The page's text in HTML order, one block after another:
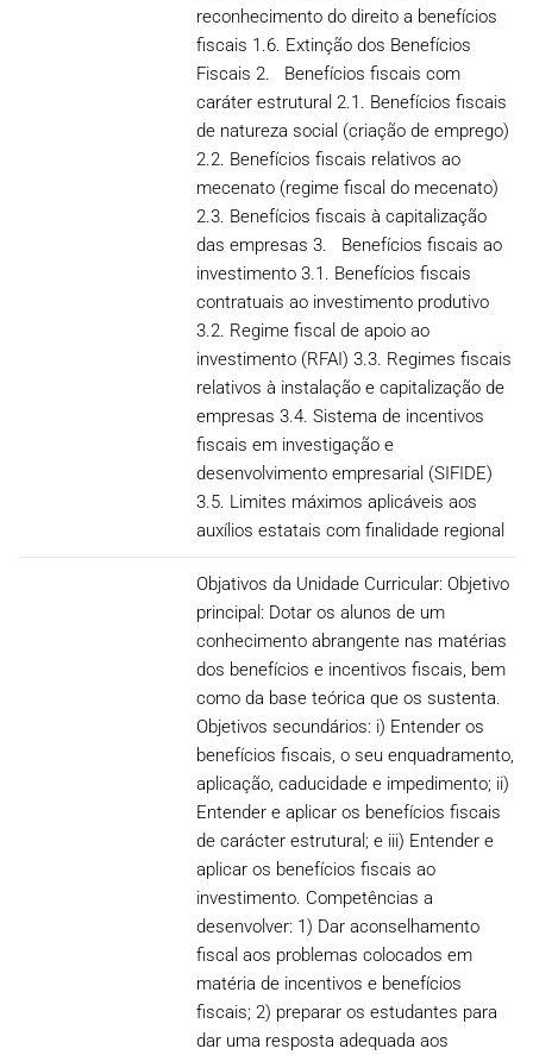
reconhecimento do direito a benefícios
fiscais 1.6. Extinção dos Benefícios
Fiscais 2. Benefícios fiscais com
caráter estrutural 2.1. Benefícios fiscais
de natureza social (criação de emprego)
2.2. Benefícios fiscais relativos ao
mecenato (regime fiscal do mecenato)
2.3. Benefícios fiscais à capitalização
das empresas 3. Benefícios fiscais ao
investimento 3.1. Benefícios fiscais
contratuais ao investimento produtivo
3.2. Regime fiscal de apoio ao
investimento (RFAI) 3.3. Regimes fiscais
relativos à instalação e capitalização de
empresas 3.4. Sistema de incentivos
fiscais em investigação e
desenvolvimento empresarial (SIFIDE)
3.5. Limites máximos aplicáveis aos
auxílios estatais com finalidade regional
Objativos da Unidade Curricular: Objetivo
principal: Dotar os alunos de um
conhecimento abrangente nas matérias
dos benefícios e incentivos fiscais, bem
como da base teórica que os sustenta.
Objetivos secundários: i) Entender os
benefícios fiscais, o seu enquadramento,
aplicação, caducidade e impedimento; ii)
Entender e aplicar os benefícios fiscais
de carácter estrutural; e iii) Entender e
aplicar os benefícios fiscais ao
investimento. Competências a
desenvolver: 1) Dar aconselhamento
fiscal aos problemas colocados em
matéria de incentivos e benefícios
fiscais; 2) preparar os estudantes para
dar uma resposta adequada aos